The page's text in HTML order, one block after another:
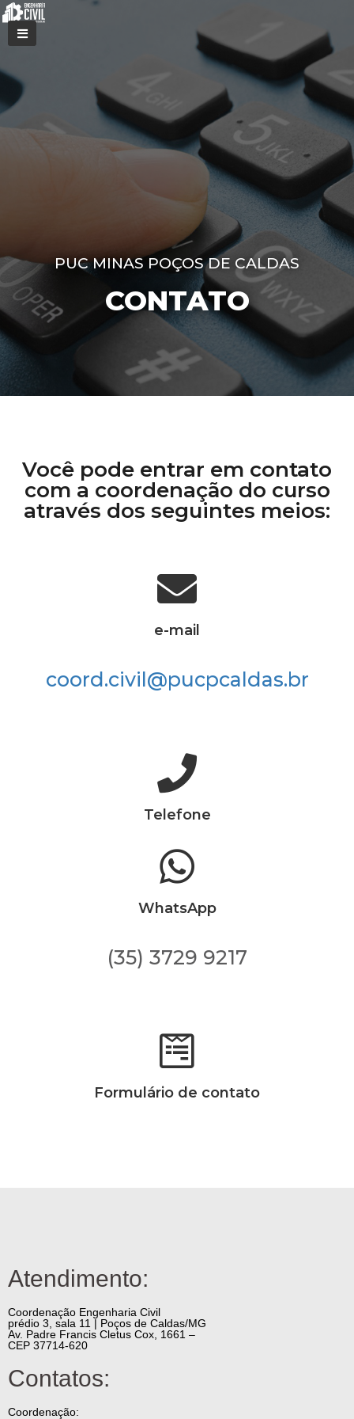
PUC MINAS POÇOS DE CALDAS
CONTATO
Você pode entrar em contato
com a coordenação do curso
através dos seguintes meios:
e-mail
coord.civil@pucpcaldas.br
Telefone
WhatsApp
(35) 3729 9217
Formulário de contato